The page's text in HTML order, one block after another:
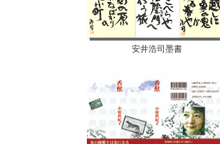
安井浩司墨書